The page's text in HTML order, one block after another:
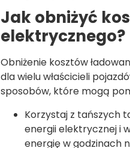
Jak obniżyć
elektrycznego?
Obniżenie kosztów
dla wielu właścicieli
sposobów, które mogą
Korzystaj z tańszych
energii elektrycznej i
energię w godzinach